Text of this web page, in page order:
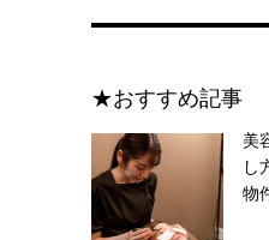
★おすすめ記事
美
し
物